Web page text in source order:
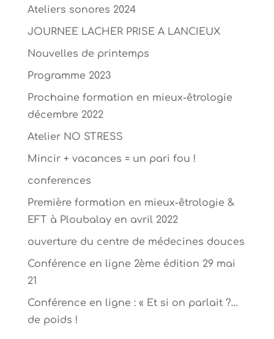
Ateliers sonores 2024
JOURNEE LACHER PRISE A LANCIEUX
Nouvelles de printemps
Programme 2023
Prochaine formation en mieux-êtrologie
décembre 2022
Atelier NO STRESS
Mincir + vacances = un pari fou !
conferences
Première formation en mieux-êtrologie &
EFT à Ploubalay en avril 2022
ouverture du centre de médecines douces
Conférence en ligne 2ème édition 29 mai
21
Conférence en ligne : « Et si on parlait ?…
de poids !